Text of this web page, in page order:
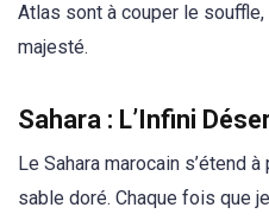
Atlas sont à couper le
majesté.
Sahara : L’Infini
Le Sahara marocain s’étend
sable doré. Chaque fois que